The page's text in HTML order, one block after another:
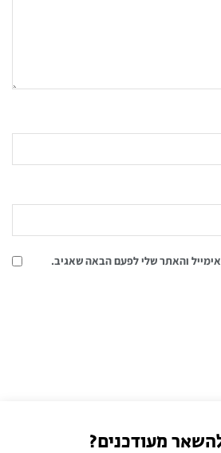
והאתר שלי לפעם הבאה שאגיב.
מעודכנים?